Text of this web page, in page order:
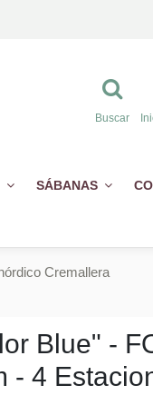
Buscar
SÁBANAS
Cremallera
Blue" -
- 4